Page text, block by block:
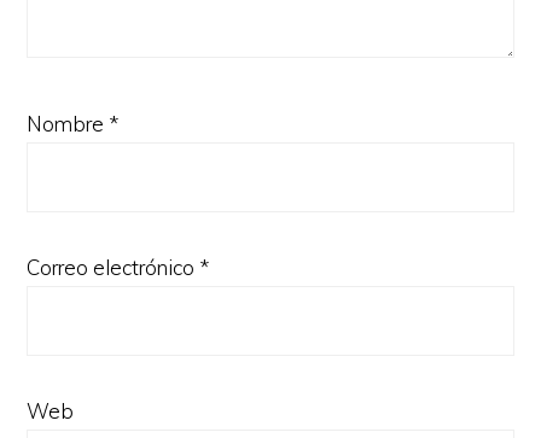
Nombre *
Correo electrónico *
Web